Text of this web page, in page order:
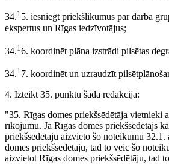
34.15. iesniegt priekšlikumus par darba
ekspertus un Rīgas iedzīvotājus;
34.1 6. koordinēt plāna izstrādi pilsētas
34.17. koordinēt un uzraudzīt
4. Izteikt 35. punktu šādā redakcijā:
"35. Rīgas domes priekšsēdētāja vietnieki
rīkojumu. Ja Rīgas domes priekšsēdētājs
priekšsēdētāju aizvieto šo noteikumu
domes priekšsēdētāju, tad to veic šo
aizvietot Rīgas domes priekšsēdētāju, tad